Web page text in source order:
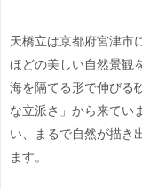
天橋立は京都府宮津市
ほどの美しい自然景観
海を隔てる形で伸びる
な立派さ」から来てい
い、まるで自然が描き
ます。